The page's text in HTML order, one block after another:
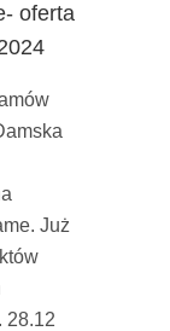
oferta
Już
28.12